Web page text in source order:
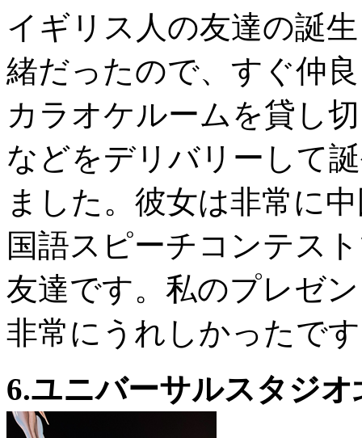
イギリス人の友達の誕
緒だったので、すぐ仲
カラオケルームを貸し
などをデリバリーして
ました。彼女は非常に
国語スピーチコンテス
友達です。私のプレゼ
非常にうれしかったで
6.ユニバーサルスタジオ